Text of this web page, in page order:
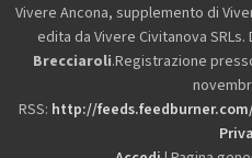
Vivere Ancona, supplemento di
edita da Vivere Civitanova
Brecciaroli.Registrazione
RSS: http://